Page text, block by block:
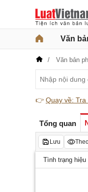
Văn
Văn bản
👉 Quay về:
Tổng quan
Lưu
Tình trạng